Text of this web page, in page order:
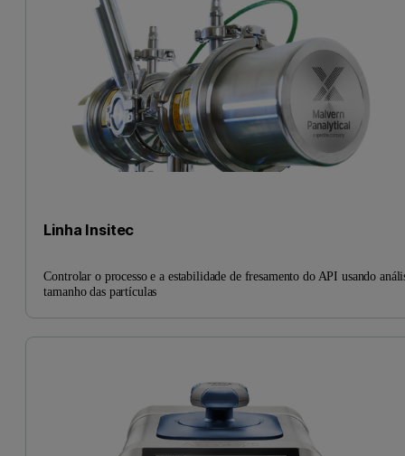
Linha Insitec
Controlar o processo e a estabilidade de fresamento do API usando
tamanho das partículas